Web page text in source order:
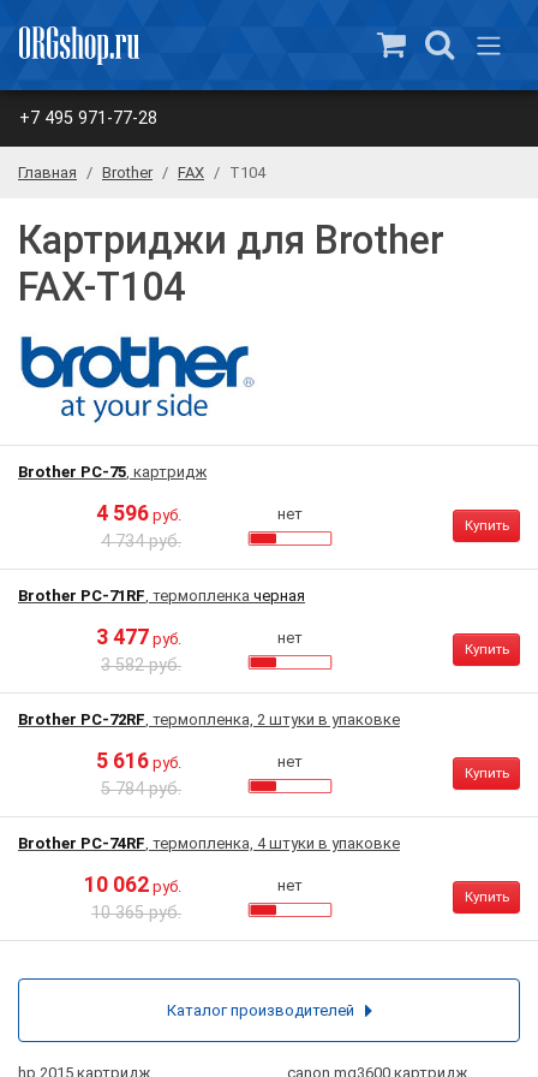
+7 495 971-77-28
Главная Brother FAX T104
Картриджи для Brother
FAX-T104
Brother PC-75, картридж
4 596 руб.
4 734 руб.
нет
Купить
Brother PC-71RF, термопленка черная
3 477 руб.
3 582 руб.
нет
Купить
Brother PC-72RF, термопленка, 2 штуки в упаковке
5 616 руб.
5 784 руб.
нет
Купить
Brother PC-74RF, термопленка, 4 штуки в упаковке
10 062 руб.
10 365 руб.
нет
Купить
hp 2015 картридж canon mg3600 картридж